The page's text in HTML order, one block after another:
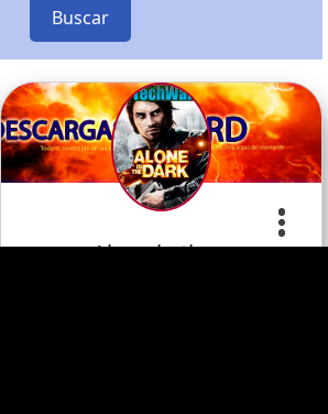
Buscar
Alone in the…